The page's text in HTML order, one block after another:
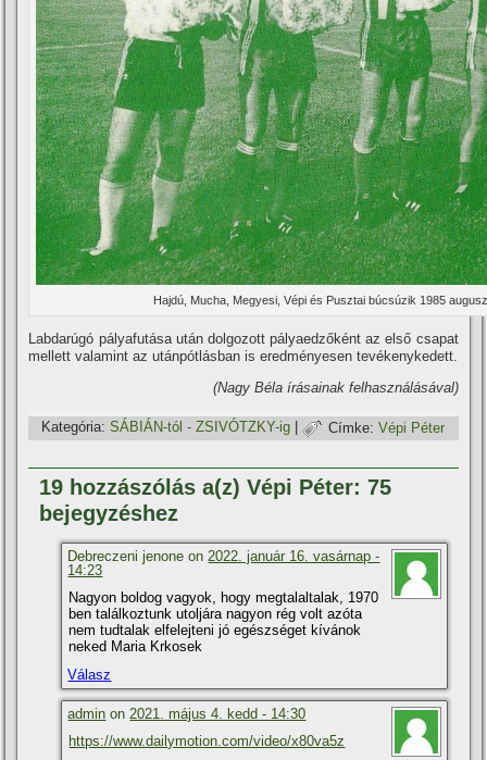
Hajdú, Mucha, Megyesi, Vépi és Pusztai búcsúzik 1985
Labdarúgó pályafutása után dolgozott pályaedzőként az első csapat
mellett valamint az utánpótlásban is eredményesen tevékenykedett.
(Nagy Béla í­rásainak felhasználásával)
Kategória: SÁBIÁN-tól - ZSIVÓTZKY-ig | Címke: Vépi Péter
19 hozzászólás a(z) Vépi Péter: 75
bejegyzéshez
Debreczeni jenone on2022. január 16. vasárnap -
14:23
Nagyon boldog vagyok, hogy megtalaltalak, 1970
ben találkoztunk utoljára nagyon rég volt azóta
nem tudtalak elfelejteni jó egészséget kívánok
neked Maria Krkosek
Válasz
admin on2021. május 4. kedd - 14:30
https://www.dailymotion.com/video/x80va5z